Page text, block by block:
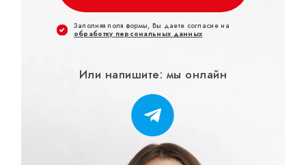
Заполняя поля формы, Вы даете согласие на
обработку персональных данных
Или напишите: мы онлайн